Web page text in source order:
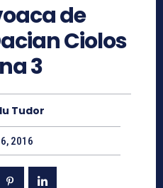
de
Ciolos
3
Tudor
2016